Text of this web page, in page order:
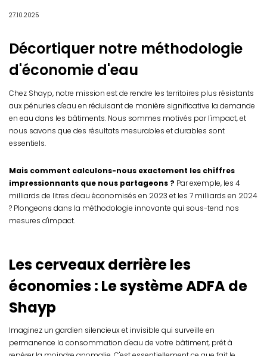
27.10.2025
Décortiquer notre méthodologie
d'économie d'eau
Chez Shayp, notre mission est de rendre les territoires plus résistants
aux pénuries d'eau en réduisant de manière significative la demande
en eau dans les bâtiments. Nous sommes motivés par l'impact, et
nous savons que des résultats mesurables et durables sont
essentiels.
Mais comment calculons-nous exactement les chiffres
impressionnants que nous partageons ? Par exemple, les 4
milliards de litres d'eau économisés en 2023 et les 7 milliards en 2024
? Plongeons dans la méthodologie innovante qui sous-tend nos
mesures d'impact.
Les cerveaux derrière les
économies : Le système ADFA de
Shayp
Imaginez un gardien silencieux et invisible qui surveille en
permanence la consommation d'eau de votre bâtiment, prêt à